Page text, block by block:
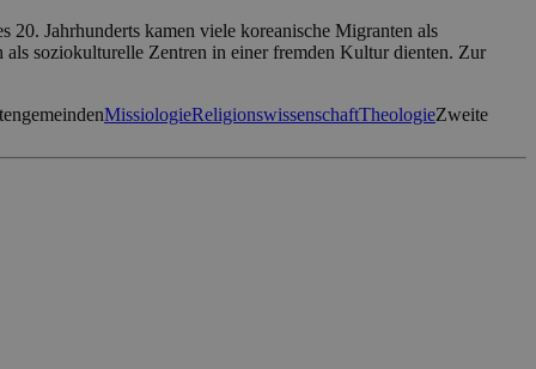
Jahrhunderts kamen viele koreanische Migranten als
als soziokulturelle Zentren in einer fremden Kultur dienten. Zur
MissiologieReligionswissenschaftTheologieZweite